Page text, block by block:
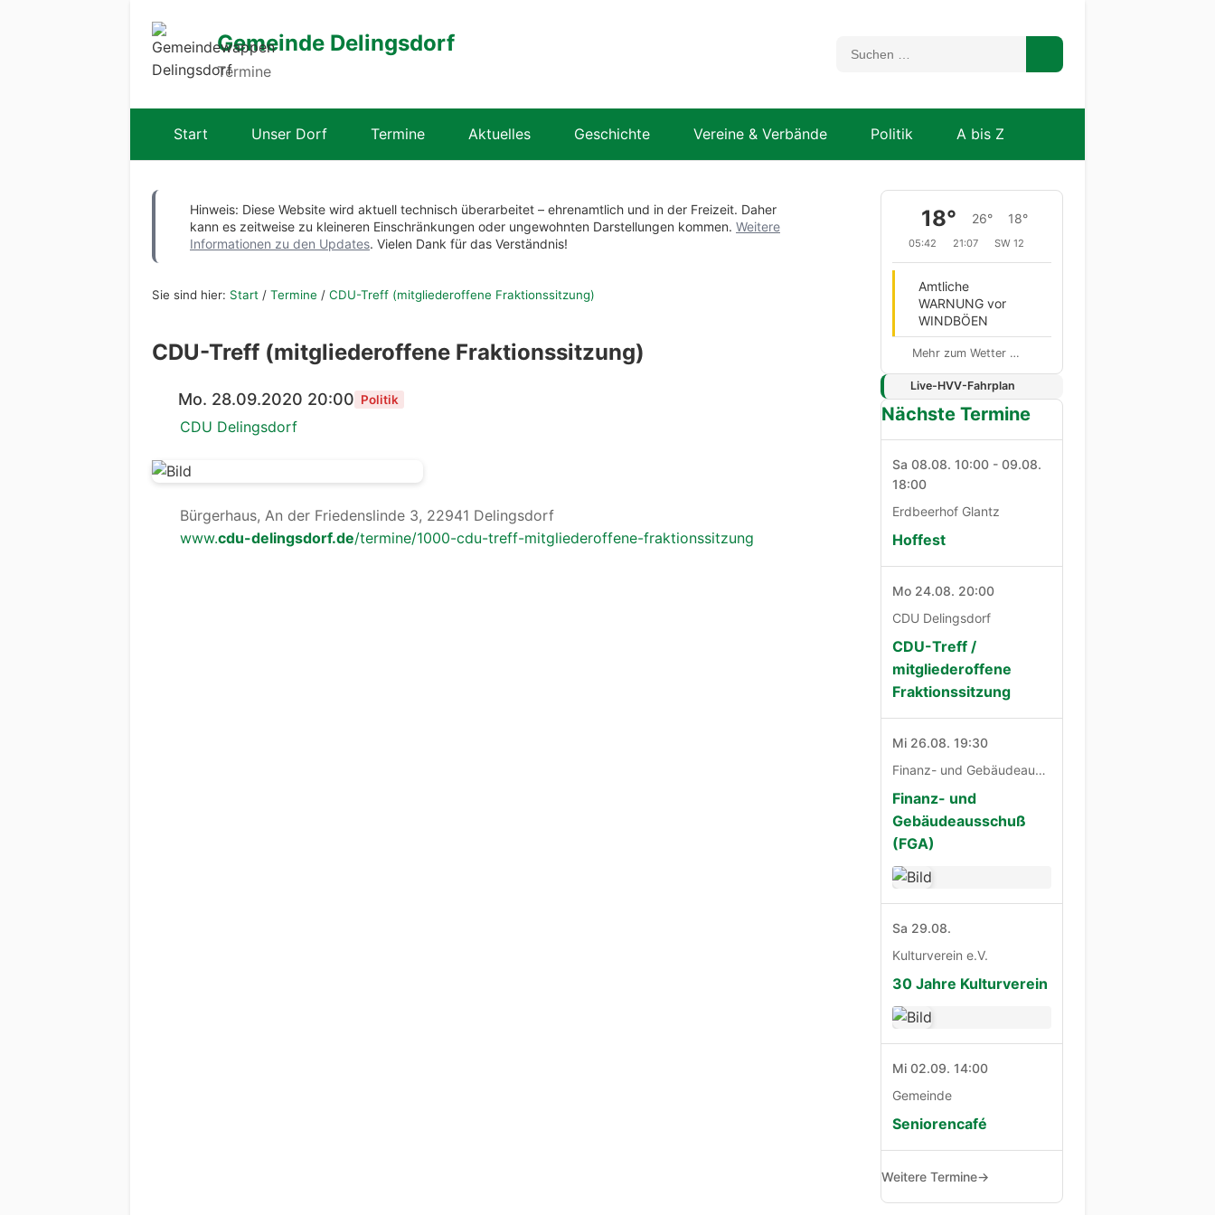
Gemeinde Delingsdorf
Termine
Start Unser Dorf Termine Aktuelles Geschichte Vereine & Verbände Politik A bis Z
Hinweis: Diese Website wird aktuell technisch überarbeitet – ehrenamtlich und in der Freizeit. Daher
kann es zeitweise zu kleineren Einschränkungen oder ungewohnten Darstellungen kommen. Weitere
Informationen zu den Updates. Vielen Dank für das Verständnis!
Sie sind hier: Start / Termine / CDU-Treff (mitgliederoffene Fraktionssitzung)
CDU-Treff (mitgliederoffene Fraktionssitzung)
Mo. 28.09.2020 20:00 Politik
CDU Delingsdorf
Bürgerhaus, An der Friedenslinde 3, 22941 Delingsdorf
www.cdu-delingsdorf.de/termine/1000-cdu-treff-mitgliederoffene-fraktionssitzung
18° 26° 18°
05:42 21:07 SW 12
Amtliche
WARNUNG vor
WINDBÖEN
Mehr zum Wetter …
Live-HVV-Fahrplan
Nächste Termine
Sa 08.08. 10:00 - 09.08.
18:00
Erdbeerhof Glantz
Hoffest
Mo 24.08. 20:00
CDU Delingsdorf
CDU-Treff /
mitgliederoffene
Fraktionssitzung
Mi 26.08. 19:30
Finanz- und Gebäudeausschuß
Finanz- und
Gebäudeausschuß
(FGA)
Sa 29.08.
Kulturverein e.V.
30 Jahre Kulturverein
Mi 02.09. 14:00
Gemeinde
Seniorencafé
Weitere Termine→